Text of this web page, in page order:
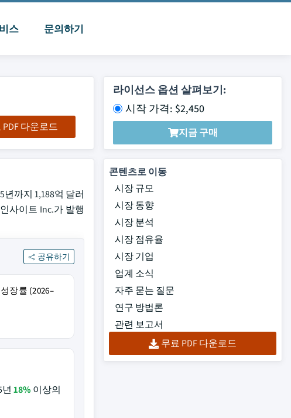
스 문의하기
PDF 다운로드
라이선스 옵션 살펴보기:
시작 가격: $2,450
지금 구매
까지 1,188억 달러
사이트 Inc.가 발행
공유하기
장률 (2026–
18% 이상의
콘텐츠로 이동
시장 규모
시장 동향
시장 분석
시장 점유율
시장 기업
업계 소식
자주 묻는 질문
연구 방법론
관련 보고서
무료 PDF 다운로드